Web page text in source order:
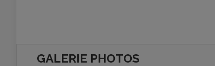
GALERIE PHOTOS